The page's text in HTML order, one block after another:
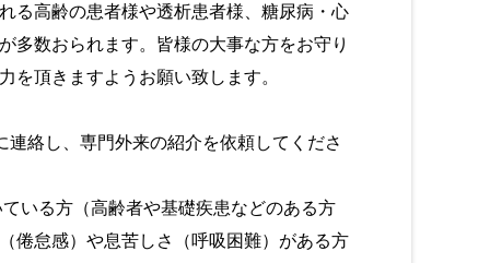
る高齢の患者様や透析患者様、糖尿病・心
多数おられます。皆様の大事な方をお守り
を頂きますようお願い致します。
絡し、専門外来の紹介を依頼してくださ
いる方（高齢者や基礎疾患などのある方
倦怠感）や息苦しさ（呼吸困難）がある方